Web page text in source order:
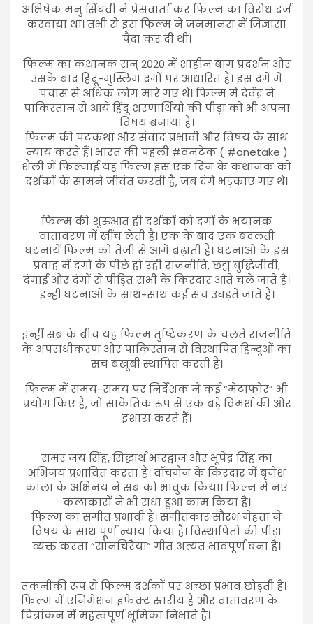
अभिषेक मनु सिंघवी ने प्रेसवार्ता कर फिल्म का विरोध दर्ज
करवाया था। तभी से इस फिल्म ने जनमानस में जिज्ञासा
पैदा कर दी थी।
फिल्म का कथानक सन् 2020 में शाहीन बाग प्रदर्शन और
उसके बाद हिंदू-मुस्लिम दंगों पर आधारित है। इस दंगे में
पचास से अधिक लोग मारे गए थे। फिल्म में देवेंद्र ने
पाकिस्तान से आये हिंदू शरणार्थियों की पीड़ा को भी अपना
विषय बनाया है।
फिल्म की पटकथा और संवाद प्रभावी और विषय के साथ
न्याय करते हैं। भारत की पहली #वनटेक ( #onetake )
शैली में फिल्माई यह फिल्म इस एक दिन के कथानक को
दर्शकों के सामने जीवंत करती है, जब दंगे भड़काए गए थे।
फिल्म की शुरुआत ही दर्शकों को दंगों के भयानक
वातावरण में खींच लेती है। एक के बाद एक बदलती
घटनायें फिल्म को तेजी से आगे बढ़ाती है। घटनाओं के इस
प्रवाह में दंगों के पीछे हो रही राजनीति, छद्म बुद्धिजीवी,
दंगाई और दंगों से पीड़ित सभी के किरदार आते चले जाते हैं।
इन्हीं घटनाओं के साथ-साथ कई सच उघड़ते जाते है।
इन्हीं सब के बीच यह फिल्म तुष्टिकरण के चलते राजनीति
के अपराधीकरण और पाकिस्तान से विस्थापित हिन्दुओं का
सच बखूबी स्थापित करती है।
फिल्म में समय-समय पर निर्देशक ने कई “मेटाफोर” भी
प्रयोग किए है, जो सांकेतिक रूप से एक बड़े विमर्श की ओर
इशारा करते हैं।
समर जय सिंह, सिद्धार्थ भारद्वाज और भूपेंद्र सिंह का
अभिनय प्रभावित करता है। वॉचमैन के किरदार में बृजेश
काला के अभिनय ने सब को भावुक किया। फिल्म में नए
कलाकारों ने भी सधा हुआ काम किया है।
फिल्म का संगीत प्रभावी है। संगीतकार सौरभ मेहता ने
विषय के साथ पूर्ण न्याय किया है। विस्थापितों की पीड़ा
व्यक्त करता “सोनचिरैया” गीत अत्यंत भावपूर्ण बना है।
तकनीकी रूप से फिल्म दर्शकों पर अच्छा प्रभाव छोड़ती है।
फिल्म में एनिमेशन इफेक्ट स्तरीय हैं और वातावरण के
चित्रांकन में महत्वपूर्ण भूमिका निभाते है।